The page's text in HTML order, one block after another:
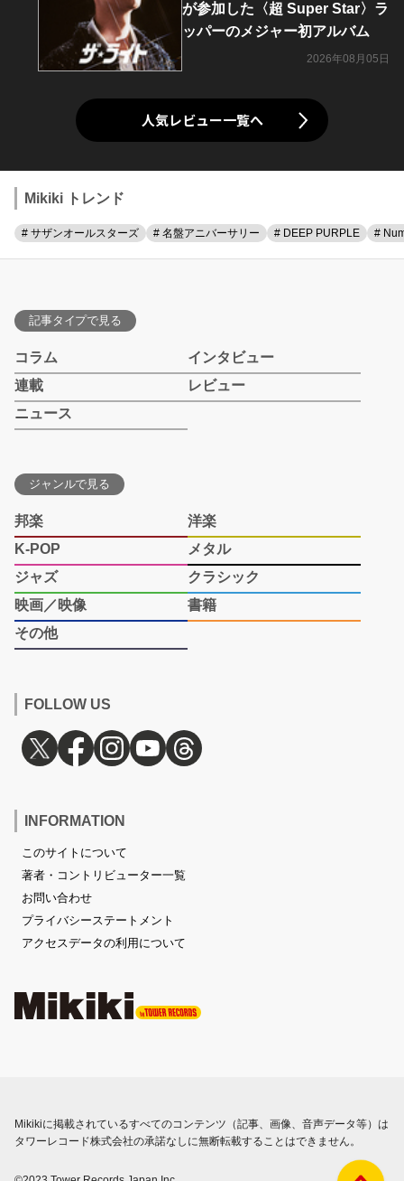
が参加した〈超 Super Star〉ラ
ッパーのメジャー初アルバム
2026年08月05日
人気レビュー一覧へ
Mikiki トレンド
# サザンオールスターズ # 名盤アニバーサリー # DEEP PURPLE #
記事タイプで見る
コラム
インタビュー
連載
レビュー
ニュース
ジャンルで見る
邦楽
洋楽
K-POP
メタル
ジャズ
クラシック
映画／映像
書籍
その他
FOLLOW US
INFORMATION
このサイトについて
著者・コントリビューター一覧
お問い合わせ
プライバシーステートメント
アクセスデータの利用について
Mikikiに掲載されているすべてのコンテンツ（記事、画像、音声データ等）は
タワーレコード株式会社の承諾なしに無断転載することはできません。